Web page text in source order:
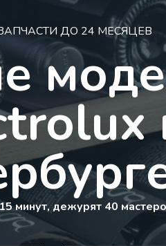
ДО 24 МЕСЯЦЕВ
минут, дежурят 40